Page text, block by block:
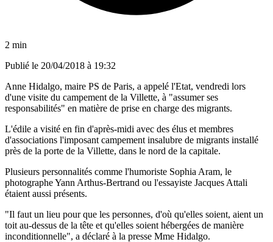
2 min
Publié le 20/04/2018 à 19:32
Anne Hidalgo, maire PS de Paris, a appelé l'Etat, vendredi lors
d'une visite du campement de la Villette, à "assumer ses
responsabilités" en matière de prise en charge des migrants.
L'édile a visité en fin d'après-midi avec des élus et membres
d'associations l'imposant campement insalubre de migrants installé
près de la porte de la Villette, dans le nord de la capitale.
Plusieurs personnalités comme l'humoriste Sophia Aram, le
photographe Yann Arthus-Bertrand ou l'essayiste Jacques Attali
étaient aussi présents.
"Il faut un lieu pour que les personnes, d'où qu'elles soient, aient un
toit au-dessus de la tête et qu'elles soient hébergées de manière
inconditionnelle", a déclaré à la presse Mme Hidalgo.